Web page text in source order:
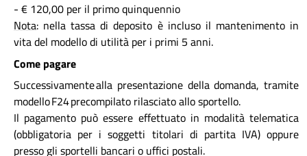
- € 120,00 per il primo quinquennio
Nota: nella tassa di deposito è incluso il mantenimento in
vita del modello di utilità per i primi 5 anni.
Come pagare
Successivamente alla presentazione della domanda, tramite
modello F24 precompilato rilasciato allo sportello.
Il pagamento può essere effettuato in modalità telematica
(obbligatoria per i soggetti titolari di partita IVA) oppure
presso gli sportelli bancari o uffici postali.